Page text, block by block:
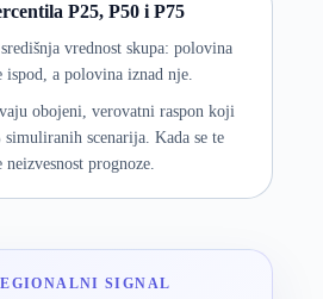
P25, P50 i P75
vrednost skupa: polovina
ispod, a polovina iznad nje.
obojeni, verovatni raspon koji
scenarija. Kada se te
prognoze.
SIGNAL